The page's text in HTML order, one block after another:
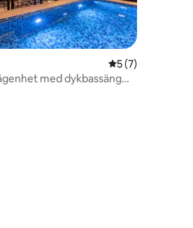
28 omdömen 5 av 5 i
5 (7)
med dykbassäng